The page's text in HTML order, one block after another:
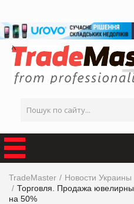
TradeMaster
Новости Украины
Торговля. Продажа
на 50%